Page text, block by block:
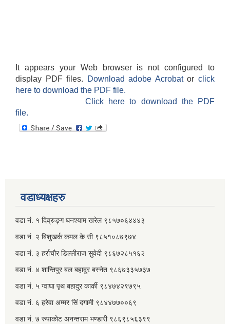
It appears your Web browser is not configured to
display PDF files.
Download adobe Acrobatorclick
here to download the PDF file.
Click here to download the PDF
file.
वडाध्यक्षहरु
वडा नं. १ दिव्रुङ्ग घनश्याम खरेल ९८५७०६४४४३
वडा नं. २ ‌‍बिशुखर्क कमल के.सी ९८५१०८७९७४
वडा नं. ३ हर्राचौर डिल्लीराज सुवेदी ९८६७२८५१६२
वडा नं. ४ शान्तिपुर बल बहादुर बस्नेत​ ९८६७३३५७३७
वडा नं. ५ ग्वाघा पृथ बहादुर कार्की ९८४७४२९७९५
वडा नं. ६ हरेवा अम्मर सिं दगामी​ ९८४४७७००६९
वडा नं. ७ ‌‍रुपाकोट अनन्तराम भण्डारी ९८६९८५६३९९